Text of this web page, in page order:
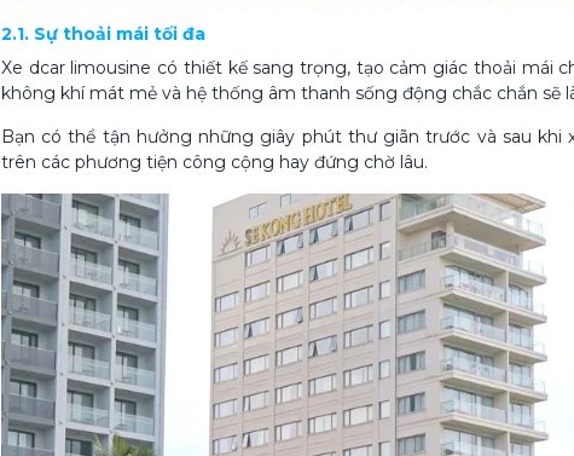
2.1. Sự thoải mái tối đa
Xe dcar limousine có thiết kế sang trọng, tạo cảm giác thoải mái
không khí mát mẻ và hệ thống âm thanh sống động chắc chắn sẽ
Bạn có thể tận hưởng những giây phút thư giãn trước và sau
trên các phương tiện công cộng hay đứng chờ lâu.